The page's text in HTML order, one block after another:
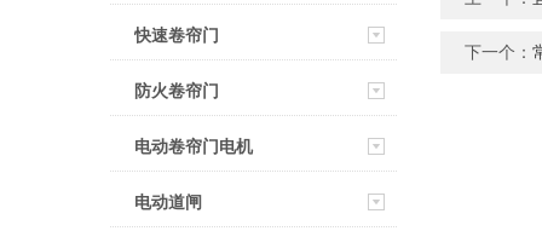
快速卷帘门
防火卷帘门
电动卷帘门电机
电动道闸
下一个：